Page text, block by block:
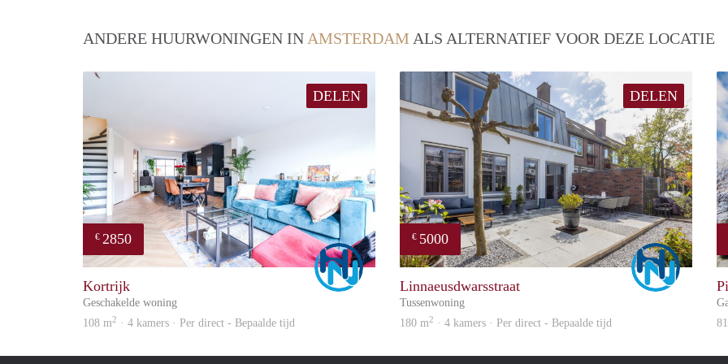
ANDERE HUURWONINGEN IN AMSTERDAM ALS ALTERNATIEF VOOR DEZE LOCATIE
DELEN
€ 2850
Marco
Kortrijk
Geschakelde woning
108 m2 · 4 kamers · Per direct - Bepaalde tijd
DELEN
€ 5000
Marco
Linnaeusdwarsstraat
Tussenwoning
180 m2 · 4 kamers · Per direct - Bepaalde tijd